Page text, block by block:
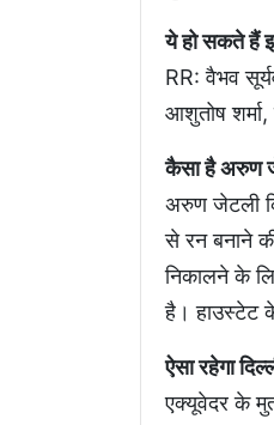
ये हो सकते हैं
RR: वैभव
आशुतोष शर्मा,
कैसा है अरुण
अरुण जेटली
से रन बनाने
निकालने के
है। हाउस्टेट
ऐसा रहेगा
एक्यूवेदर के